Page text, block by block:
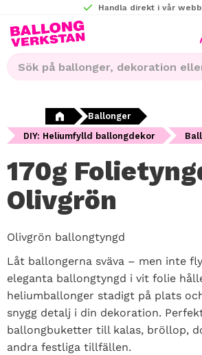
Meny
Handla direkt i vår
Ballonger
DIY: Heliumfylld ballongdekor
170g
Olivgrön
Olivgrön ballongtyngd
Låt ballongerna sväva – men inte
eleganta ballongtyngd i vit folie
heliumballonger stadigt på plats
snygg detalj i din dekoration.
ballongbuketter till kalas, bröllop,
andra festliga tillfällen.